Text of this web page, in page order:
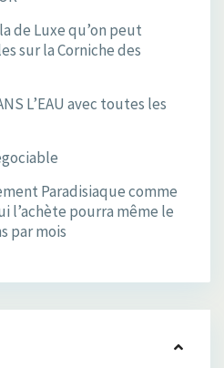
de Luxe qu’on peut
sur la Corniche des
L’EAU avec toutes les
Paradisiaque comme
l’achète pourra même le
par mois